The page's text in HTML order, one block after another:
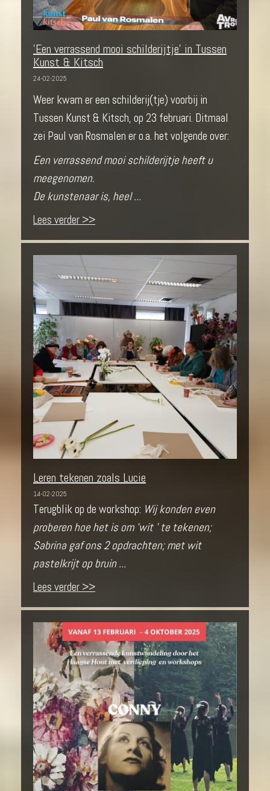
'Een verrassend mooi schilderijtje' in Tussen
Kunst & Kitsch
24-02-2025
Weer kwam er een schilderij(tje) voorbij in
Tussen Kunst & Kitsch, op 23 februari. Ditmaal
zei Paul van Rosmalen er o.a. het volgende over:
Een verrassend mooi schilderijtje heeft u
meegenomen.
De kunstenaar is, heel ...
Lees verder >>
Leren tekenen zoals Lucie
14-02-2025
Terugblik op de workshop: Wij konden even
proberen hoe het is om 'wit ' te tekenen;
Sabrina gaf ons 2 opdrachten; met wit
pastelkrijt op bruin ...
Lees verder >>